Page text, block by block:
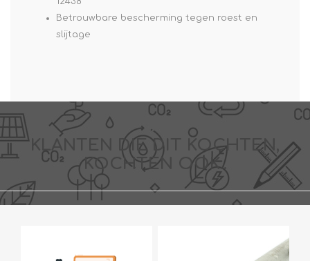
Betrouwbare bescherming tegen roest en
slijtage
KLANTEN DIE DIT KOCHTEN,
KOCHTEN OOK..